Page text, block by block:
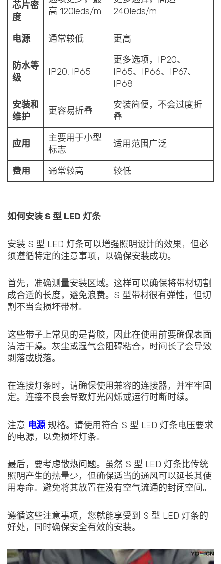
芯片密
度
高 120leds/m
240leds/m
电源 通常较低 更高
防水等
级
IP20, IP65
更多选项，IP20、
IP65、IP66、IP67、
IP68
安装和
维护
更容易折叠
安装简便，不会过度折
叠
应用
主要用于小型
标志
适用范围广泛
费用 通常较高 较低
如何安装 S 型 LED 灯条
安装 S 型 LED 灯条可以增强照明设计的效果，但必
须遵循特定的注意事项，以确保安装成功。
首先，准确测量安装区域。这样可以确保将带材切割
成合适的长度，避免浪费。S 型带材很有弹性，但切
割不当会损坏带材。
这些带子上常见的是背胶，因此在使用前要确保表面
清洁干燥。灰尘或湿气会阻碍粘合，时间长了会导致
剥落或脱落。
在连接灯条时，请确保使用兼容的连接器，并牢牢固
定。连接不良会导致灯光闪烁或运行时断时续。
注意 电源 规格。请使用符合 S 型 LED 灯条电压要求
的电源，以免损坏灯条。
最后，要考虑散热问题。虽然 S 型 LED 灯条比传统
照明产生的热量少，但确保适当的通风可以延长其使
用寿命。避免将其放置在没有空气流通的封闭空间。
遵循这些注意事项，您就能享受到 S 型 LED 灯条的
好处，同时确保安全有效的安装。